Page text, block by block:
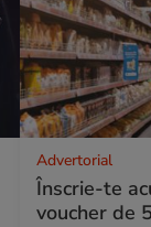
Advertorial
Înscrie-te
voucher de